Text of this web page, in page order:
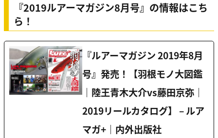
『2019ルアーマガジン8月号』の情報はこち
ら！
『ルアーマガジン 2019年8月
号』発売！【羽根モノ大図鑑
｜陸王青木大介vs藤田京弥｜
2019リールカタログ】 – ルア
マガ+｜内外出版社